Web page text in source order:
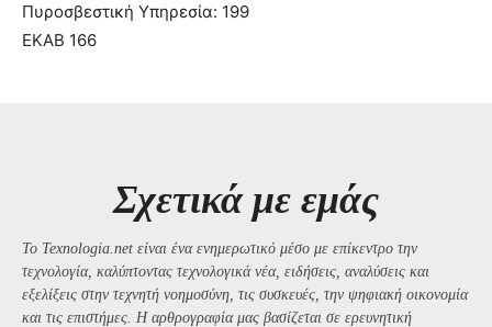
Πυροσβεστική Υπηρεσία: 199
ΕΚΑΒ 166
Σχετικά με εμάς
Το Texnologia.net είναι ένα ενημερωτικό μέσο με επίκεντρο την
τεχνολογία, καλύπτοντας τεχνολογικά νέα, ειδήσεις, αναλύσεις και
εξελίξεις στην τεχνητή νοημοσύνη, τις συσκευές, την ψηφιακή οικονομία
και τις επιστήμες. Η αρθρογραφία μας βασίζεται σε ερευνητική